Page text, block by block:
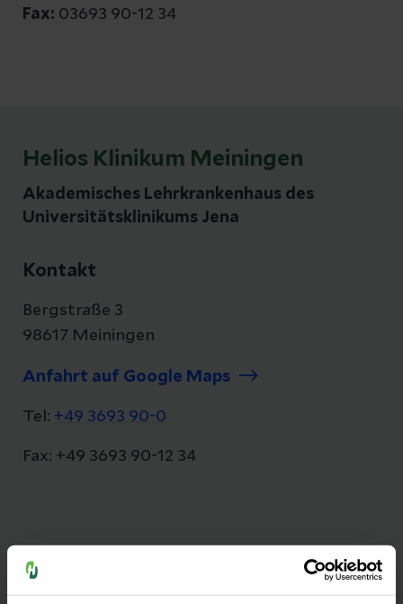
Fax: 03693 90-12 34
Helios Klinikum Meiningen
Akademisches Lehrkrankenhaus des
Universitätsklinikums Jena
Kontakt
Bergstraße 3
98617 Meiningen
Anfahrt auf Google Maps
Tel: +49 3693 90-0
Fax: +49 3693 90-12 34
Patienten aus Südthüringen auf dem Berg in